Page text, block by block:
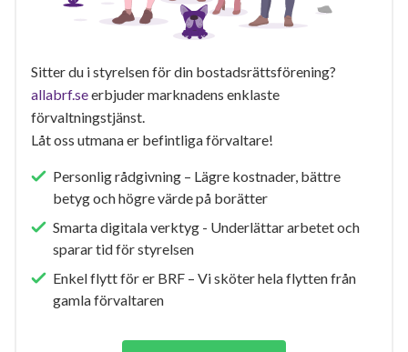
Sitter du i styrelsen för din bostadsrättsförening?
allabrf.seerbjuder marknadens enklaste
förvaltningstjänst.
Låt oss utmana er befintliga förvaltare!
Personlig rådgivning – Lägre kostnader, bättre
betyg och högre värde på borätter
Smarta digitala verktyg - Underlättar arbetet och
sparar tid för styrelsen
Enkel flytt för er BRF – Vi sköter hela flytten från
gamla förvaltaren